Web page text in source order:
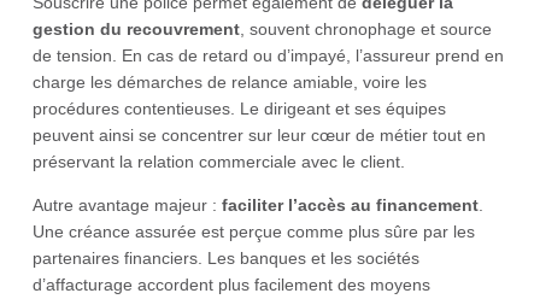
gestion du recouvrement , souvent chronophage et source
de tension. En cas de retard ou d’impayé, l’assureur prend en
charge les démarches de relance amiable, voire les
procédures contentieuses. Le dirigeant et ses équipes
peuvent ainsi se concentrer sur leur cœur de métier tout en
préservant la relation commerciale avec le client.
Autre avantage majeur : faciliter l’accès au financement
Une créance assurée est perçue comme plus sûre par les
partenaires financiers. Les banques et les sociétés
d’affacturage accordent plus facilement des moyens